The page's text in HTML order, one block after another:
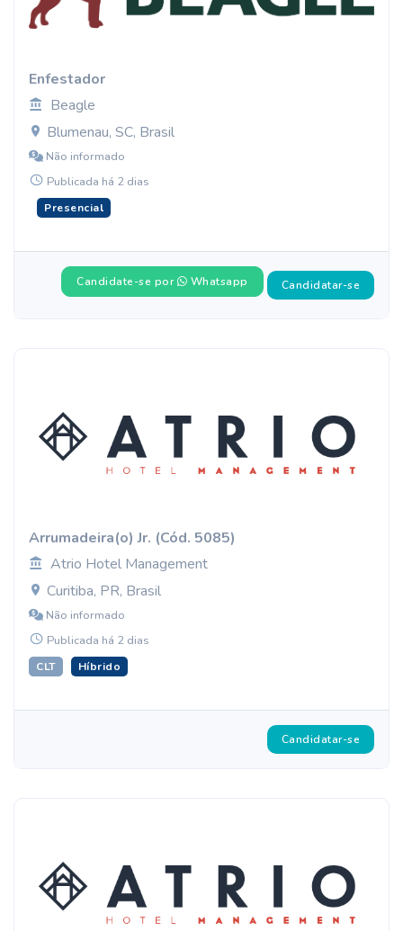
Enfestador
Beagle
Blumenau, SC, Brasil
Não informado
Publicada há 2 dias
Presencial
Candidate-se por Whatsapp Candidatar-se
Arrumadeira(o) Jr. (Cód. 5085)
Atrio Hotel Management
Curitiba, PR, Brasil
Não informado
Publicada há 2 dias
CLT Híbrido
Candidatar-se